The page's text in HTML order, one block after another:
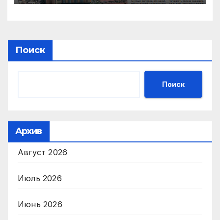
Поиск
Поиск
Архив
Август 2026
Июль 2026
Июнь 2026